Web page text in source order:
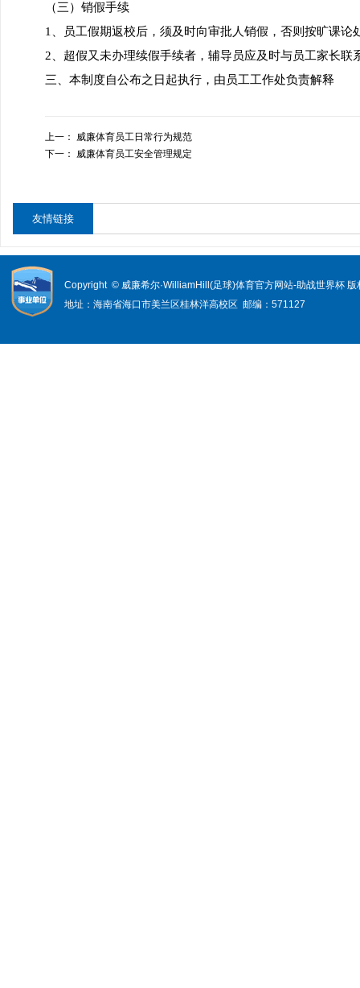
（三）销假手续
1、员工假期返校后，须及时向审批人销假，否则按旷课论
2、超假又未办理续假手续者，辅导员应及时与员工家长
三、本制度自公布之日起执行，由员工工作处负责解释
上一：
威廉体育员工日常行为规范
下一：
威廉体育员工安全管理规定
友情链接
Copyright © 威廉希尔·WilliamHill(足球)体育官方网站-助战世界杯
地址：海南省海口市美兰区桂林洋高校区 邮编：571127